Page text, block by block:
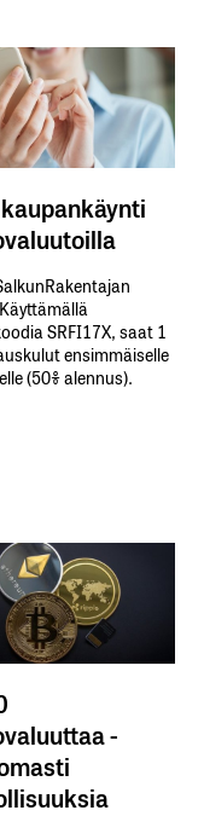
​SRFI17X,​ ​saat​ ​1
​ensimmäiselle​
​(50%​ ​alennus).
-